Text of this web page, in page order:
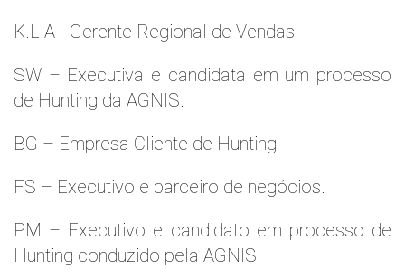
K.L.A - Gerente Regional de Vendas
SW – Executiva e candidata em um processo
de Hunting da AGNIS.
BG – Empresa Cliente de Hunting
FS – Executivo e parceiro de negócios.
PM – Executivo e candidato em processo de
Hunting conduzido pela AGNIS